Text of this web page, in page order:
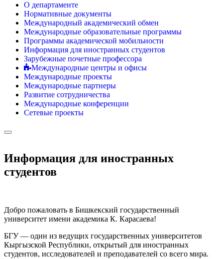
О департаменте
Нормативные документы
Международный академический обмен
Международные образовательные программы
Программы академической мобильности
Информация для иностранных студентов
Зарубежные почетные профессора
Международные центры и офисы
Международные проекты
Международные партнеры
Развитие сотрудничества
Международные конференции
Сетевые проекты
Информация для иностранных
студентов
Добро пожаловать в Бишкекский государственный
университет имени академика К. Карасаева!
БГУ — один из ведущих государственных университетов
Кыргызской Республики, открытый для иностранных
студентов, исследователей и преподавателей со всего мира.